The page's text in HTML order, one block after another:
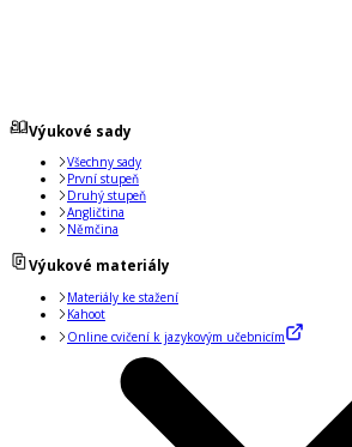
Výukové sady
Všechny sady
První stupeň
Druhý stupeň
Angličtina
Němčina
Výukové materiály
Materiály ke stažení
Kahoot
Online cvičení k jazykovým učebnicím